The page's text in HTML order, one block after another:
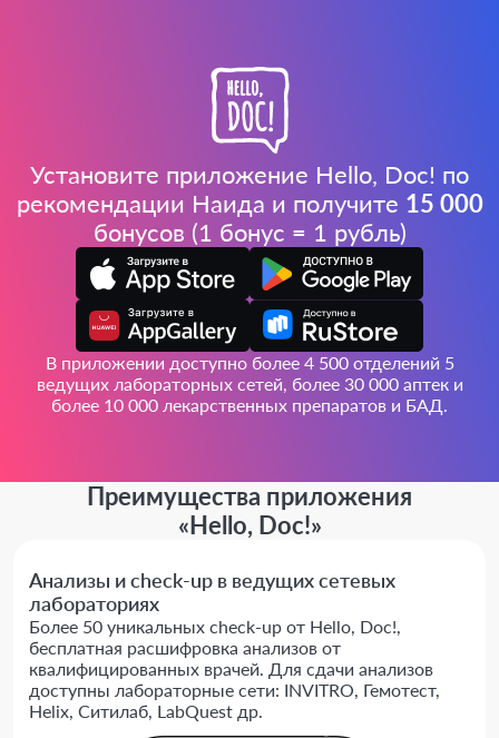
Установите приложение Hello, Doc! по
рекомендации Наида и получите 15 000
бонусов (1 бонус = 1 рубль)
В приложении доступно более 4 500 отделений 5
ведущих лабораторных сетей, более 30 000 аптек и
более 10 000 лекарственных препаратов и БАД.
Преимущества приложения
«Hello, Doc!»
Анализы и check-up в ведущих сетевых
лабораториях
Более 50 уникальных check-up от Hello, Doc!,
бесплатная расшифровка анализов от
квалифицированных врачей. Для сдачи анализов
доступны лабораторные сети: INVITRO, Гемотест,
Helix, Ситилаб, LabQuest др.